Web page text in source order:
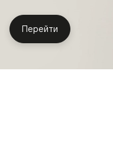
Перейти